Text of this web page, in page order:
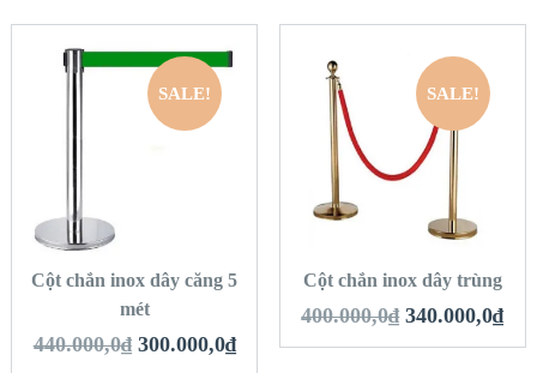
SALE!
QUICK LOOK
VIEW DETAILS
THÊM VÀO GIỎ
HÀNG
Cột chắn inox dây căng 5
mét
440.000,0₫ 300.000,0₫
SALE!
QUICK LOOK
VIEW DETAILS
THÊM VÀO GIỎ
HÀNG
Cột chắn inox dây trùng
400.000,0₫ 340.000,0₫